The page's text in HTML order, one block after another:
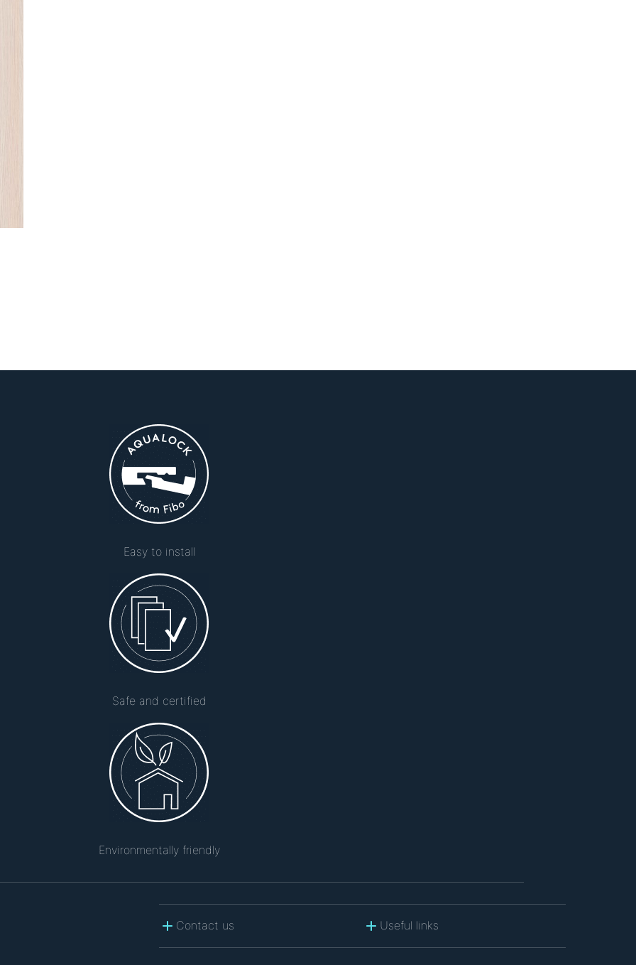
Easy to install
Safe and certified
Environmentally friendly
Contact us Useful links